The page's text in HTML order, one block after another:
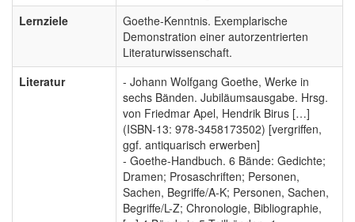
Lernziele
Goethe-Kenntnis. Exemplarische
Demonstration einer autorzentrierten
Literaturwissenschaft.
Literatur
- Johann Wolfgang Goethe, Werke in
sechs Bänden. Jubiläumsausgabe. Hrsg.
von Friedmar Apel, Hendrik Birus […]
(ISBN-13: 978-3458173502) [vergriffen,
ggf. antiquarisch erwerben]
- Goethe-Handbuch. 6 Bände: Gedichte;
Dramen; Prosaschriften; Personen,
Sachen, Begriffe/A-K; Personen, Sachen,
Begriffe/L-Z; Chronologie, Bibliographie,